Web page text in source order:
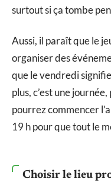
surtout si ça tombe
Aussi, il paraît que le
organiser des
que le vendredi
plus, c’est une
pourrez commencer
19 h pour que tout le
Choisir le lieu